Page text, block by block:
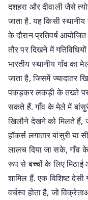
दशहरा और दीवाली जैसे
जाता है. यह किसी स्थानीय
के दौरान प्रतिवर्ष
तौर पर दिखने में
भारतीय स्थानीय गाँव का
जाता है, जिसमें ज्यादातर
पकड़कर लकड़ी के तख्ते पर
सकते हैं. गाँव के मेले में
खिलौने देखने को मिलते हैं,
हॉकर्स लगातार बांसुरी या
लालच दिया जा सके, गाँव
रूप से बच्चों के लिए
शामिल हैं. एक विशिष्ट
वर्चस्व होता है, जो